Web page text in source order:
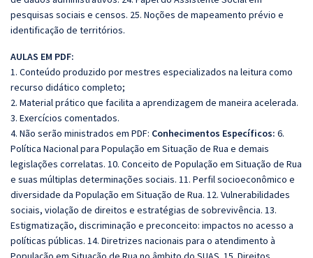
pesquisas sociais e censos. 25. Noções de mapeamento prévio e
identificação de territórios.
AULAS EM PDF:
1. Conteúdo produzido por mestres especializados na leitura como
recurso didático completo;
2. Material prático que facilita a aprendizagem de maneira acelerada.
3. Exercícios comentados.
4. Não serão ministrados em PDF: Conhecimentos Específicos: 6.
Política Nacional para População em Situação de Rua e demais
legislações correlatas. 10. Conceito de População em Situação de Rua
e suas múltiplas determinações sociais. 11. Perfil socioeconômico e
diversidade da População em Situação de Rua. 12. Vulnerabilidades
sociais, violação de direitos e estratégias de sobrevivência. 13.
Estigmatização, discriminação e preconceito: impactos no acesso a
políticas públicas. 14. Diretrizes nacionais para o atendimento à